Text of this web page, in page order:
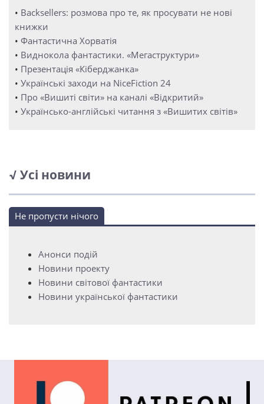
• Backsellers: розмова про те, як просувати не нові
книжки
• Фантастична Хорватія
• Виднокола фантастики. «Мегаструктури»
• Презентація «Кіберджанка»
• Українські заходи на NiceFiction 24
• Про «Вишиті світи» на каналі «Відкритий»
• Українсько-англійські читання з «Вишитих світів»
√ Усі новини
Не пропусти нічого
Анонси подій
Новини проекту
Новини світової фантастики
Новини української фантастики